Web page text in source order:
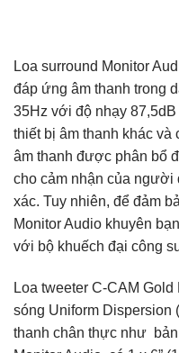
Loa surround Monitor
đáp ứng âm thanh trong
35Hz với độ nhạy
thiết bị âm thanh khác và
âm thanh được phân bổ
cho cảm nhận của người
xác. Tuy nhiên, để đảm
Monitor Audio khuyên
với bộ khuếch đại công
Loa tweeter C-CAM
sóng Uniform Dispersion
thanh chân thực như